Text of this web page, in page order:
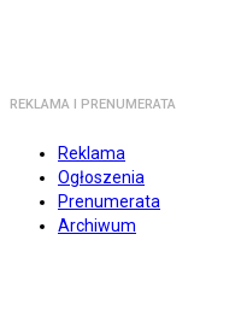
REKLAMA I PRENUMERATA
Reklama
Ogłoszenia
Prenumerata
Archiwum